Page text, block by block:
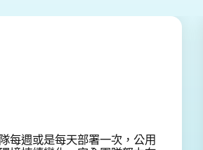
每週或是每天部署一次，公用